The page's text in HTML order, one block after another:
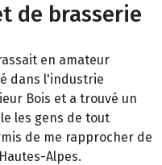
de brasserie
en amateur
dans l'industrie
Bois et a trouvé un
les gens de tout
de me rapprocher de
Alpes.